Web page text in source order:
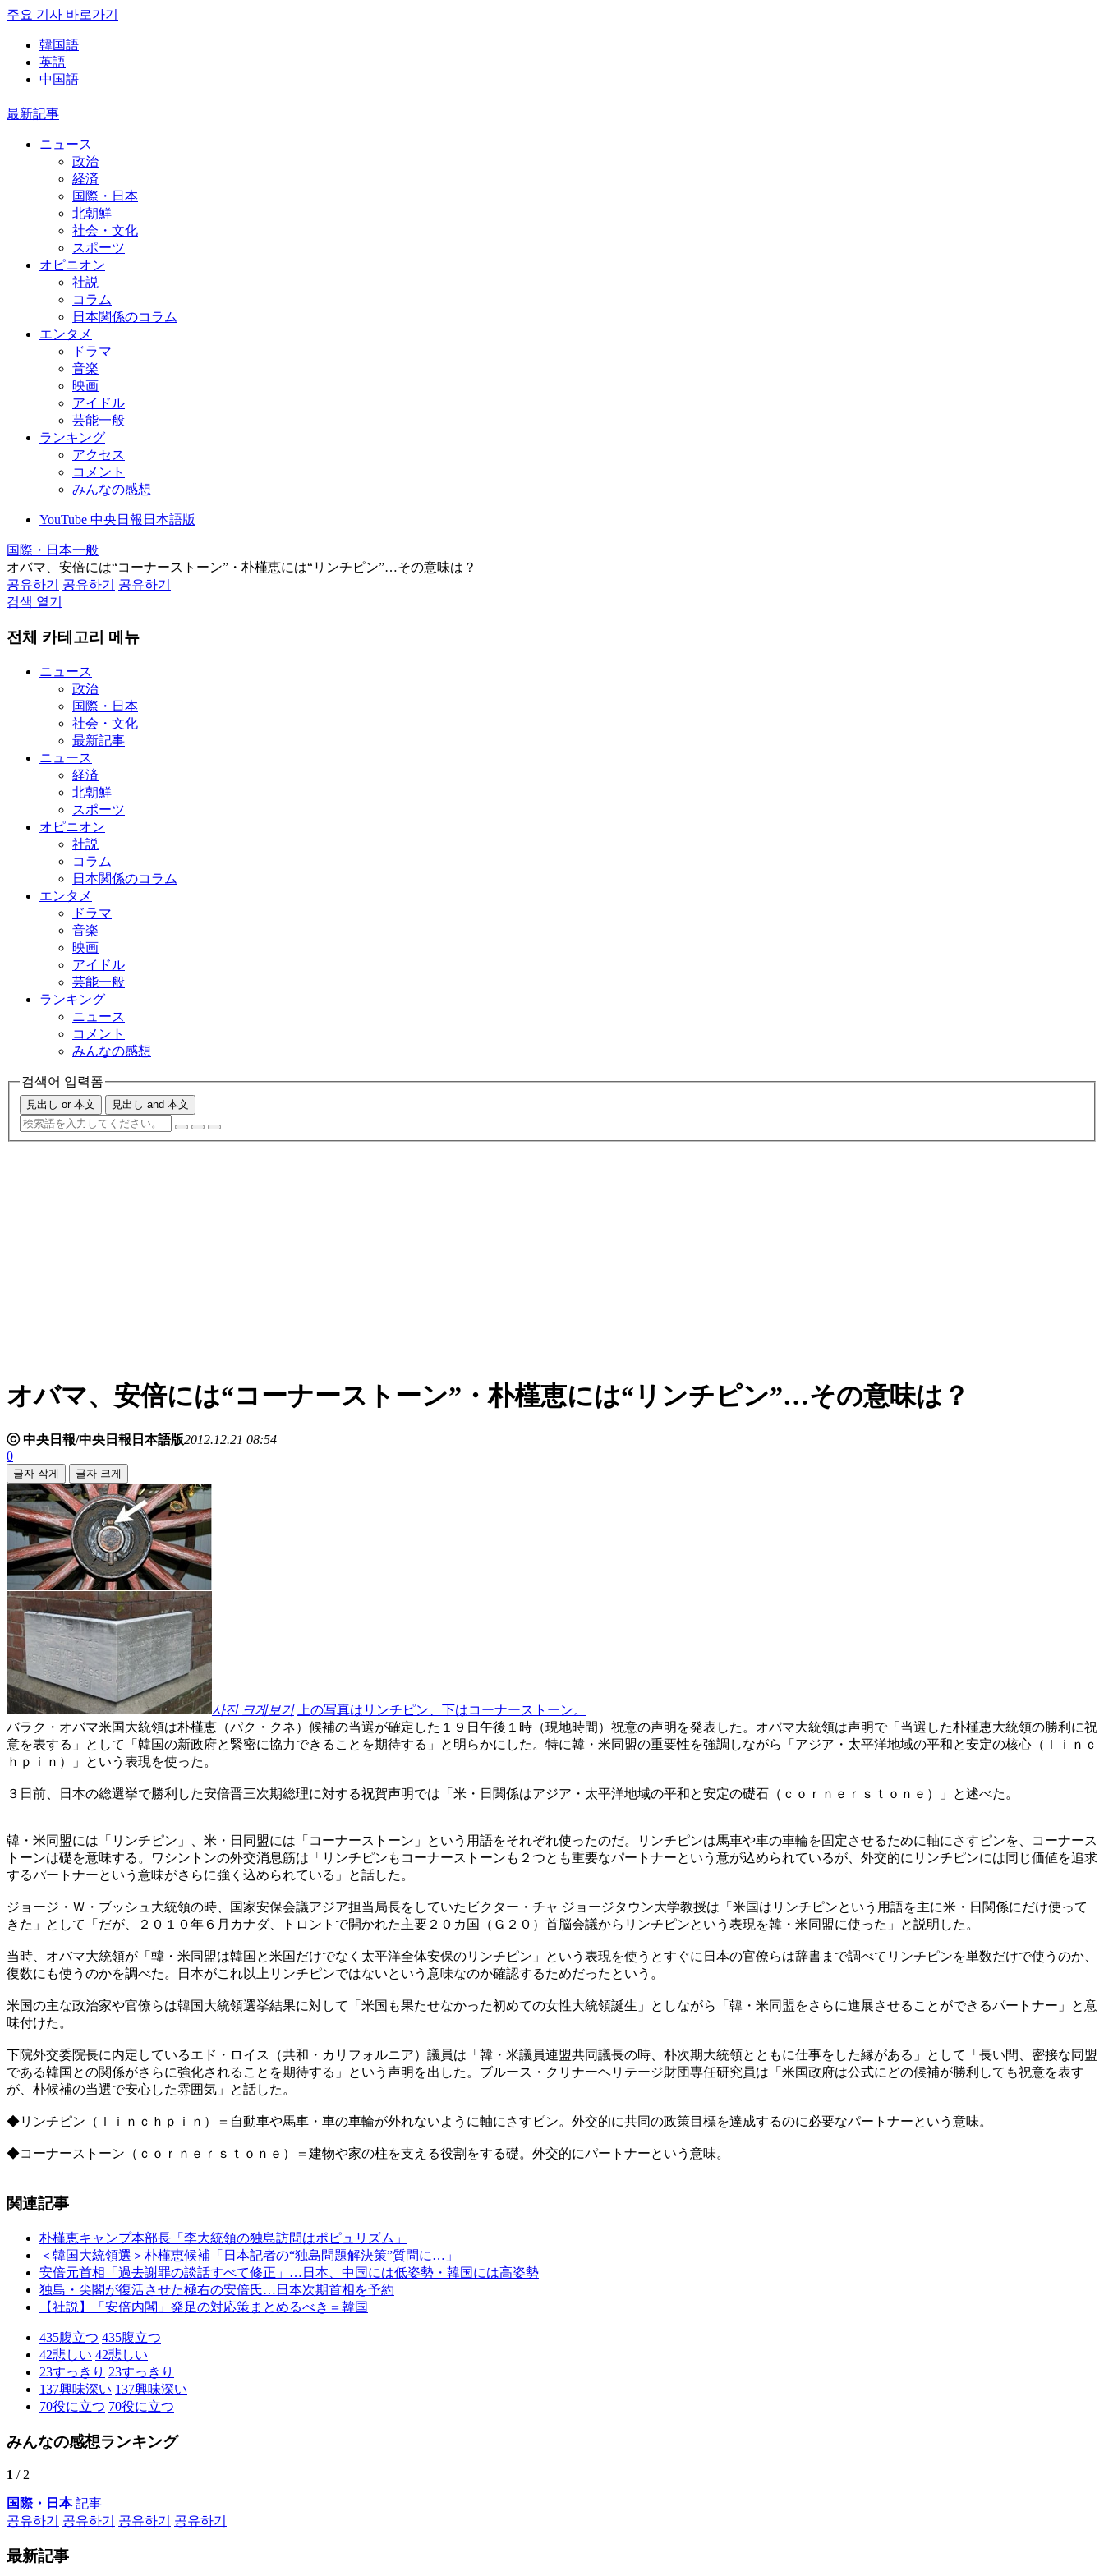
주요 기사 바로가기
韓国語
英語
中国語
最新記事
ニュース
政治
経済
国際・日本
北朝鮮
社会・文化
スポーツ
オピニオン
社説
コラム
日本関係のコラム
エンタメ
ドラマ
音楽
映画
アイドル
芸能一般
ランキング
アクセス
コメント
みんなの感想
YouTube 中央日報日本語版
国際・日本一般
オバマ、安倍には“コーナーストーン”・朴槿恵には“リンチピン”…その意味は？
공유하기
공유하기
공유하기
검색 열기
전체 카테고리 메뉴
ニュース
政治
国際・日本
社会・文化
最新記事
ニュース
経済
北朝鮮
スポーツ
オピニオン
社説
コラム
日本関係のコラム
エンタメ
ドラマ
音楽
映画
アイドル
芸能一般
ランキング
ニュース
コメント
みんなの感想
검색어 입력폼
見出し or 本文 見出し and 本文
オバマ、安倍には“コーナーストーン”・朴槿恵には“リンチピン”…その意味は？
ⓒ 中央日報/中央日報日本語版2012.12.21 08:54
0
글자 작게 글자 크게
사진 크게보기
上の写真はリンチピン、下はコーナーストーン。
バラク・オバマ米国大統領は朴槿恵（パク・クネ）候補の当選が確定した１９日午後１時（現地時間）祝意の声明を発表した。オバマ大統領は声明で「当選した朴槿恵大統領の勝利に祝
意を表する」として「韓国の新政府と緊密に協力できることを期待する」と明らかにした。特に韓・米同盟の重要性を強調しながら「アジア・太平洋地域の平和と安定の核心（ｌｉｎｃ
ｈｐｉｎ）」という表現を使った。
３日前、日本の総選挙で勝利した安倍晋三次期総理に対する祝賀声明では「米・日関係はアジア・太平洋地域の平和と安定の礎石（ｃｏｒｎｅｒｓｔｏｎｅ）」と述べた。
韓・米同盟には「リンチピン」、米・日同盟には「コーナーストーン」という用語をそれぞれ使ったのだ。リンチピンは馬車や車の車輪を固定させるために軸にさすピンを、コーナース
トーンは礎を意味する。ワシントンの外交消息筋は「リンチピンもコーナーストーンも２つとも重要なパートナーという意が込められているが、外交的にリンチピンには同じ価値を追求
するパートナーという意味がさらに強く込められている」と話した。
ジョージ・Ｗ・ブッシュ大統領の時、国家安保会議アジア担当局長をしていたビクター・チャ ジョージタウン大学教授は「米国はリンチピンという用語を主に米・日関係にだけ使って
きた」として「だが、２０１０年６月カナダ、トロントで開かれた主要２０カ国（Ｇ２０）首脳会議からリンチピンという表現を韓・米同盟に使った」と説明した。
当時、オバマ大統領が「韓・米同盟は韓国と米国だけでなく太平洋全体安保のリンチピン」という表現を使うとすぐに日本の官僚らは辞書まで調べてリンチピンを単数だけで使うのか、
復数にも使うのかを調べた。日本がこれ以上リンチピンではないという意味なのか確認するためだったという。
米国の主な政治家や官僚らは韓国大統領選挙結果に対して「米国も果たせなかった初めての女性大統領誕生」としながら「韓・米同盟をさらに進展させることができるパートナー」と意
味付けた。
下院外交委院長に内定しているエド・ロイス（共和・カリフォルニア）議員は「韓・米議員連盟共同議長の時、朴次期大統領とともに仕事をした縁がある」として「長い間、密接な同盟
である韓国との関係がさらに強化されることを期待する」という声明を出した。ブルース・クリナーヘリテージ財団専任研究員は「米国政府は公式にどの候補が勝利しても祝意を表す
が、朴候補の当選で安心した雰囲気」と話した。
◆リンチピン（ｌｉｎｃｈｐｉｎ）＝自動車や馬車・車の車輪が外れないように軸にさすピン。外交的に共同の政策目標を達成するのに必要なパートナーという意味。
◆コーナーストーン（ｃｏｒｎｅｒｓｔｏｎｅ）＝建物や家の柱を支える役割をする礎。外交的にパートナーという意味。
関連記事
朴槿恵キャンプ本部長「李大統領の独島訪問はポピュリズム」
＜韓国大統領選＞朴槿恵候補「日本記者の“独島問題解決策”質問に…」
安倍元首相「過去謝罪の談話すべて修正」…日本、中国には低姿勢・韓国には高姿勢
独島・尖閣が復活させた極右の安倍氏…日本次期首相を予約
【社説】「安倍内閣」発足の対応策まとめるべき＝韓国
435腹立つ 435腹立つ
42悲しい 42悲しい
23すっきり 23すっきり
137興味深い 137興味深い
70役に立つ 70役に立つ
みんなの感想ランキング
1 / 2
国際・日本記事
공유하기
공유하기 공유하기 공유하기
最新記事